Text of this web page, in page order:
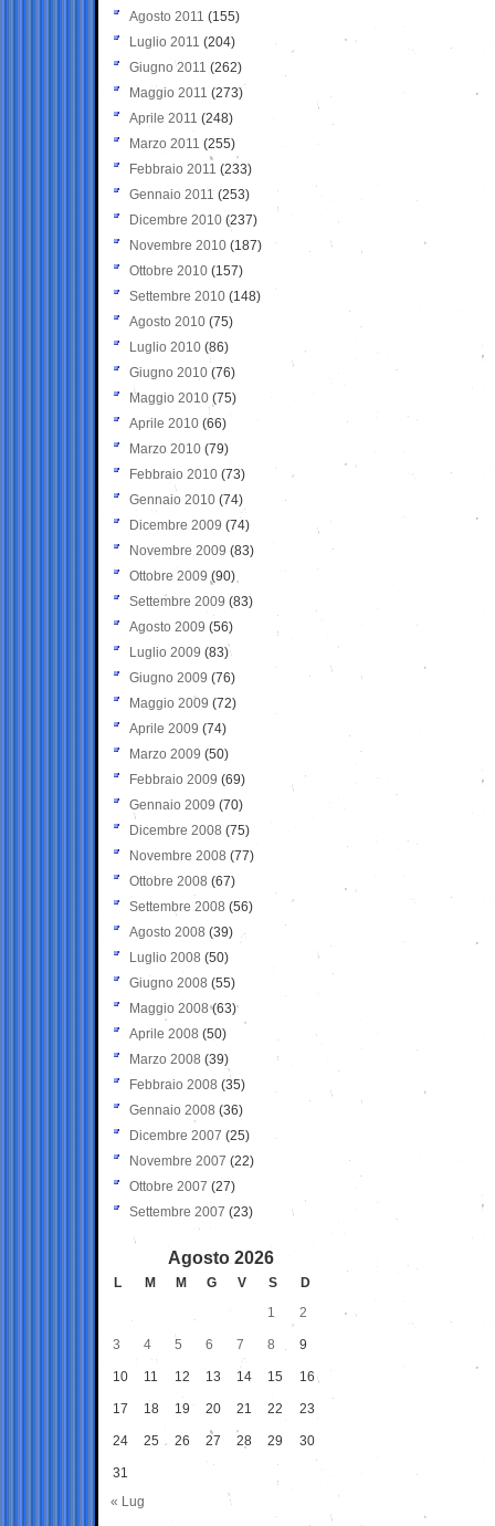
Agosto 2011 (155)
Luglio 2011 (204)
Giugno 2011 (262)
Maggio 2011 (273)
Aprile 2011 (248)
Marzo 2011 (255)
Febbraio 2011 (233)
Gennaio 2011 (253)
Dicembre 2010 (237)
Novembre 2010 (187)
Ottobre 2010 (157)
Settembre 2010 (148)
Agosto 2010 (75)
Luglio 2010 (86)
Giugno 2010 (76)
Maggio 2010 (75)
Aprile 2010 (66)
Marzo 2010 (79)
Febbraio 2010 (73)
Gennaio 2010 (74)
Dicembre 2009 (74)
Novembre 2009 (83)
Ottobre 2009 (90)
Settembre 2009 (83)
Agosto 2009 (56)
Luglio 2009 (83)
Giugno 2009 (76)
Maggio 2009 (72)
Aprile 2009 (74)
Marzo 2009 (50)
Febbraio 2009 (69)
Gennaio 2009 (70)
Dicembre 2008 (75)
Novembre 2008 (77)
Ottobre 2008 (67)
Settembre 2008 (56)
Agosto 2008 (39)
Luglio 2008 (50)
Giugno 2008 (55)
Maggio 2008(63)
Aprile 2008 (50)
Marzo 2008 (39)
Febbraio 2008 (35)
Gennaio 2008 (36)
Dicembre 2007 (25)
Novembre 2007 (22)
Ottobre 2007 (27)
Settembre 2007 (23)
Agosto 2026
L M M G V S
D
1
2
3 4 5 6 7 8 9
10 11 12 13 14 15 16
17 18 19 20 21 22 23
24 25 26 27 28 29 30
31
« Lug